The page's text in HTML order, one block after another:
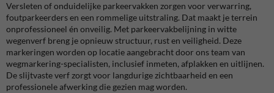
Versleten of onduidelijke parkeervakken zorgen voor verwarring,
foutparkeerders en een rommelige uitstraling. Dat maakt je terrein
onprofessioneel én onveilig. Met parkeervakbelijning in witte
wegenverf breng je opnieuw structuur, rust en veiligheid. Deze
markeringen worden op locatie aangebracht door ons team van
wegmarkering-specialisten, inclusief inmeten, afplakken en uitlijnen.
De slijtvaste verf zorgt voor langdurige zichtbaarheid en een
professionele afwerking die gezien mag worden.